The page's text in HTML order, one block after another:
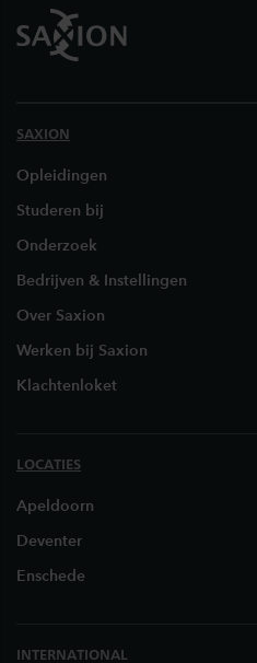
SAXION
Opleidingen
Studeren bij
Onderzoek
Bedrijven & Instellingen
Over Saxion
Werken bij Saxion
Klachtenloket
LOCATIES
Apeldoorn
Deventer
Enschede
INTERNATIONAL